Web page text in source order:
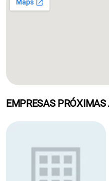
EMPRESAS